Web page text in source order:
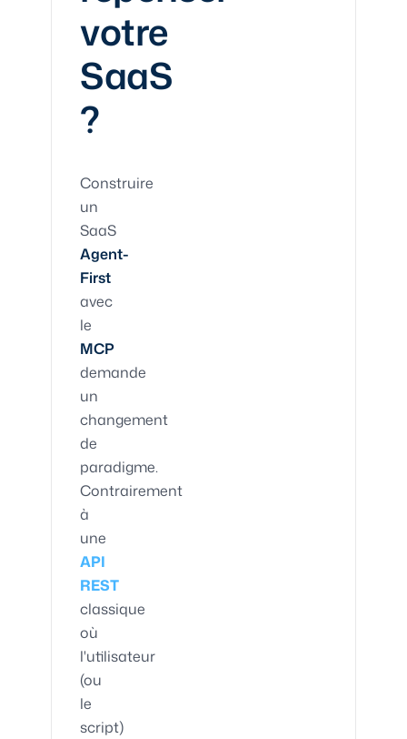
votre
SaaS
?
Construire
un
SaaS
Agent-
First
avec
le
MCP
demande
un
changement
de
paradigme.
Contrairement
à
une
API
REST
classique
où
l'utilisateur
(ou
le
script)